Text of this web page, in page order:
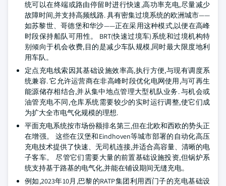
统可以在终端或路由停留时进行快速,高功率充电,尽量减少
故障时间,并支持高频线路. 具有密集过境系统的欧洲城市——
如苏黎世、哥德堡和华沙——正在采用这种模式,以便在高峰
时段保持船队可用性。 BRT(快速过境车)系统和过境机构特
别倾向于机会收费,目的是减少车队规模,同时最大限度地利
用车队。
定点充电线索因其基础设施效率高,执行方便,与现有调度系
统兼容. 它允许运营商在非高峰时段优化电网使用,与可再生
能源储存相结合,并从集中地点管理大型机队业务. 与机会或
油管充电不同,仓库系统需要较少的实时运行调整,使它们成
为扩大全市电气化规模的理想.
平面充电系统按市场份额排名第三,但在北欧和西欧的势头正
在增强。 这些在汉堡和Eindhoven等城市部署的自动化高压
充电技术提供了快速、无司机连接,并适合高容量、清晰的电
子客车。 尽管它们需要大量的前置基础设施投资,但锅炉系
统支持基于路基的电气化,并能在铺设期间无缝充电。
例如,2023年10月,巴黎的RATP集团利用西门子的充电基础设